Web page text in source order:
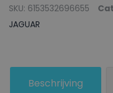
Blanke
lak
YUNNAN
YELLOW
SKU: 6153532696655
JAGUAR
Beschrijving